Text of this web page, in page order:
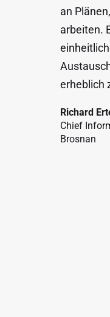
an
arbeiten.
erheblich
Richard
Chief
Brosnan